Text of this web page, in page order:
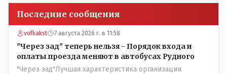
Последние сообщения
vofkakst 7 августа 2026 г. в 11:58
"Через зад" теперь нельзя - Порядок входа и
оплаты проезда меняют в автобусах Рудного
"Через зад"Лучшая характеристика организации